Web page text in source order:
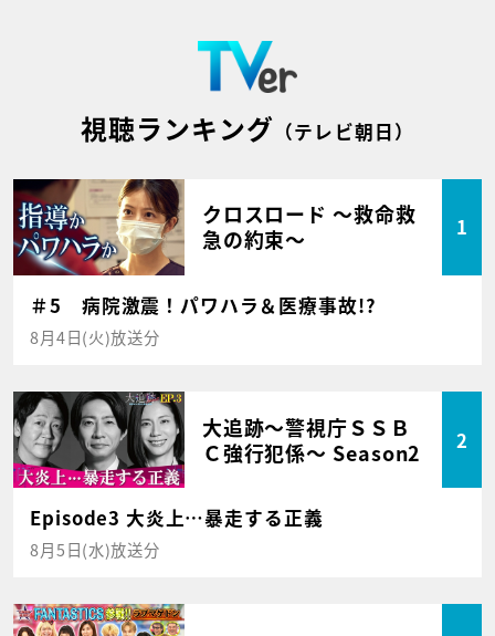
視聴ランキング （テレビ朝日）
クロスロード ～救命救
急の約束～
1
＃5 病院激震！パワハラ＆医療事故!?
8月4日(火)放送分
大追跡～警視庁ＳＳＢ
Ｃ強行犯係～ Season2
2
Episode3 大炎上…暴走する正義
8月5日(水)放送分